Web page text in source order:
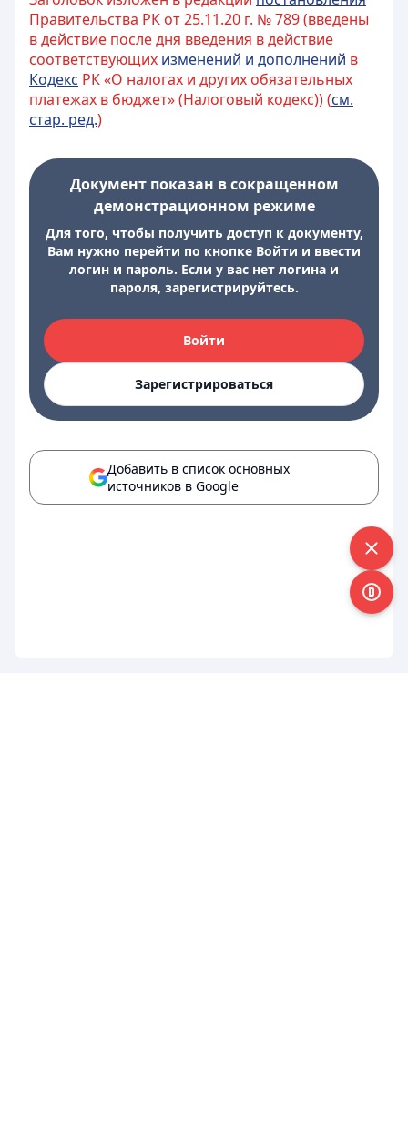
Правительства РК от 25.11.20 г. № 789 (введены
в действие после дня введения в действие
соответствующих изменений и дополнений в
Кодекс РК «О налогах и других обязательных
платежах в бюджет» (Налоговый кодекс)) (см.
стар. ред.)
Документ показан в сокращенном
демонстрационном режиме
Для того, чтобы получить доступ к документу,
Вам нужно перейти по кнопке Войти и ввести
логин и пароль. Если у вас нет логина и
пароля, зарегистрируйтесь.
Войти
Зарегистрироваться
Добавить в список основных
источников в Google